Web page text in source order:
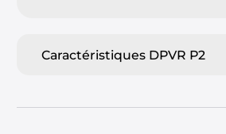
Caractéristiques DPVR P2